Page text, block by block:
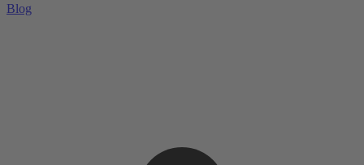
Blog